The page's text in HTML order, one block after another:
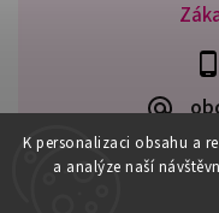
K personalizaci obsahu a
a analýze naší